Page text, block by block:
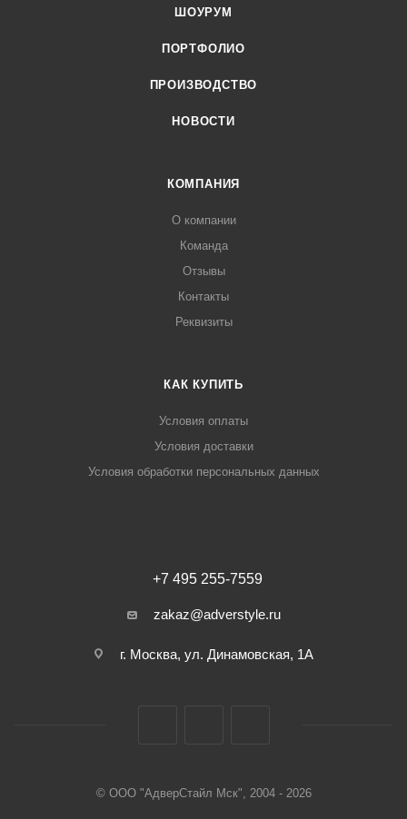
ШОУРУМ
ПОРТФОЛИО
ПРОИЗВОДСТВО
НОВОСТИ
КОМПАНИЯ
О компании
Команда
Отзывы
Контакты
Реквизиты
КАК КУПИТЬ
Условия оплаты
Условия доставки
Условия обработки персональных данных
+7 495 255-7559
zakaz@adverstyle.ru
г. Москва, ул. Динамовская, 1А
© ООО "АдверСтайл Мск", 2004 - 2026